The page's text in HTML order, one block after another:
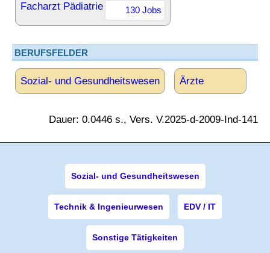
Facharzt Pädiatrie 130 Jobs
BERUFSFELDER
Sozial- und Gesundheitswesen Ärzte
Dauer: 0.0446 s., Vers. V.2025-d-2009-Ind-141
Sozial- und Gesundheitswesen
Technik & Ingenieurwesen EDV / IT
Sonstige Tätigkeiten